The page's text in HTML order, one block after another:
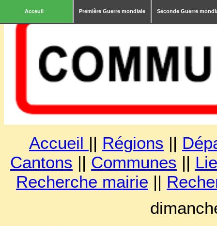
Acceuil Première Guerre mondiale Seconde Guerre
Accueil || Régions ||
Cantons || Communes ||
Recherche mairie ||